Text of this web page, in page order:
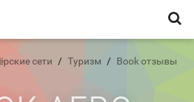
сети Туризм Book отзывы